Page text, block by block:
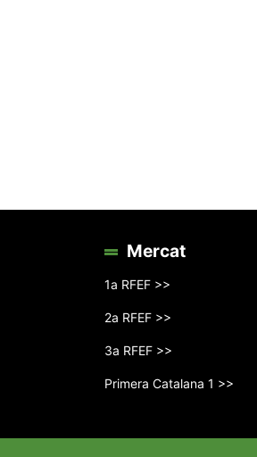
Mercat
1a RFEF >>
2a RFEF >>
3a RFEF >>
Primera Catalana 1 >>